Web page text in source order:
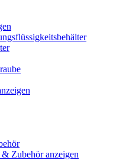
Zubehör anzeigen